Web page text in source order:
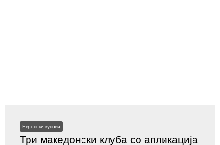
Европски купови
Три македонски клуба со апликација